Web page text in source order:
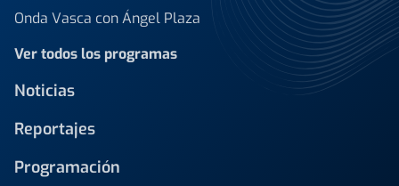
Onda Vasca con Ángel Plaza
Ver todos los programas
Noticias
Reportajes
Programación